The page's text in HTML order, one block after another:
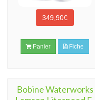
349,90€
Panier Fiche
Bobine Waterworks